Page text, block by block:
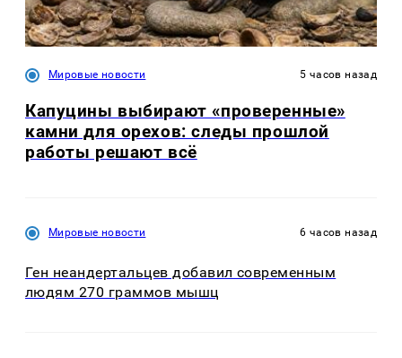
Мировые новости 5 часов назад
Капуцины выбирают «проверенные»
камни для орехов: следы прошлой
работы решают всё
Мировые новости 6 часов назад
Ген неандертальцев добавил современным
людям 270 граммов мышц